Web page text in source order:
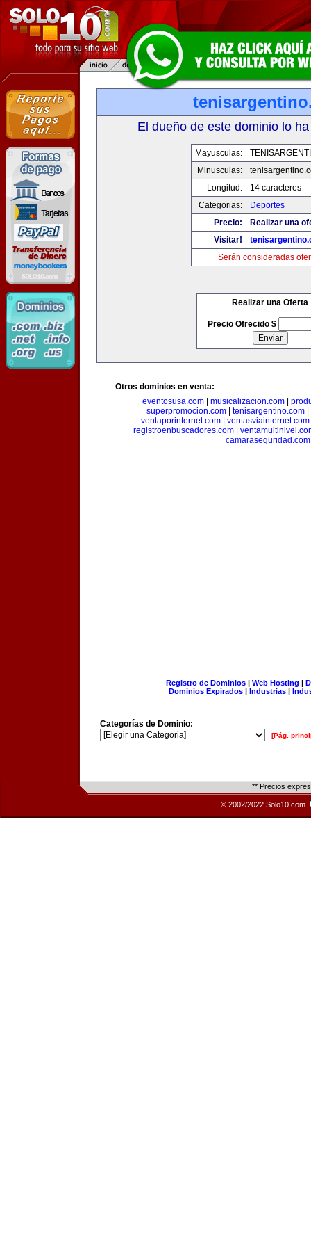
El dueño de este dominio lo
Mayusculas:
Minusculas:
Longitud:
14 caracteres
Categorias:
Deportes
Precio:
Realizar una
Visitar!
Serán consideradas
Realizar una Oferta
Precio Ofrecido $
Otros dominios en venta:
eventosusa.com| musicalizacion.com|
superpromocion.com
tenisargentino.com
ventaporinternet.com
ventasviainternet.com
registroenbuscadores.com
camaraseguridad.com
Registro de Dominios| Web Hosting |
Dominios Expirados | Industrias |
Categorías de Dominio:
[Pág.
** Precios
© 2002/2022 Solo10.com